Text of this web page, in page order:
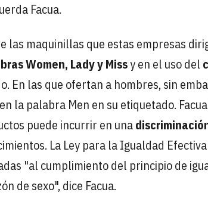
Facua.
las maquinillas que estas empresas
Women, Lady y Missy en el uso del
En las que ofertan a hombres, sin
la palabra Men en su etiquetado.
puede incurrir en una
La Ley para la Igualdad
"al cumplimiento del principio de
de sexo", dice Facua.